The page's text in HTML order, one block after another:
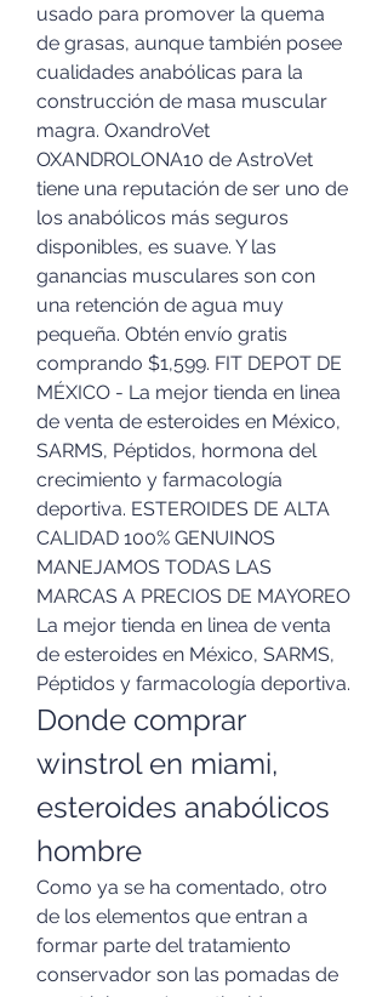
usado para promover la quema
de grasas, aunque también posee
cualidades anabólicas para la
construcción de masa muscular
magra. OxandroVet
OXANDROLONA10 de AstroVet
tiene una reputación de ser uno de
los anabólicos más seguros
disponibles, es suave. Y las
ganancias musculares son con
una retención de agua muy
pequeña. Obtén envío gratis
comprando $1,599. FIT DEPOT DE
MÉXICO - La mejor tienda en linea
de venta de esteroides en México,
SARMS, Péptidos, hormona del
crecimiento y farmacología
deportiva. ESTEROIDES DE ALTA
CALIDAD 100% GENUINOS
MANEJAMOS TODAS LAS
MARCAS A PRECIOS DE MAYOREO
La mejor tienda en linea de venta
de esteroides en México, SARMS,
Donde comprar
winstrol en miami,
esteroides anabólicos
hombre
Como ya se ha comentado, otro
de los elementos que entran a
formar parte del tratamiento
conservador son las pomadas de